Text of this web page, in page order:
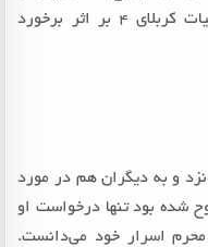
بهبود باز به جبهه رفت. عباس در عملیات کربلای 4 بر اثر برخورد
و به دیگران هم در مورد
شده بود تنها درخواست او
محرم اسرار خود می‌دانست.